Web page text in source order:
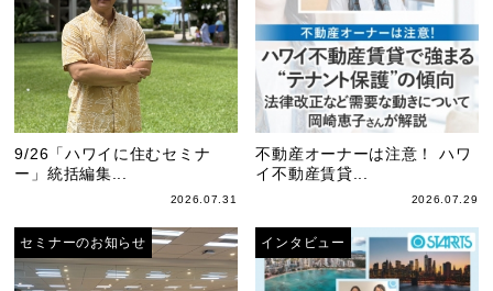
9/26「ハワイに住むセミナ
ー」統括編集...
2026.07.31
不動産オーナーは注意！ ハワ
イ不動産賃貸...
2026.07.29
セミナーのお知らせ インタビュー